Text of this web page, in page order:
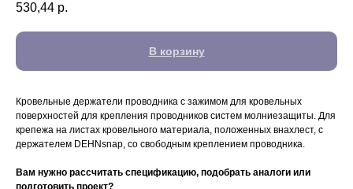
530,44 р.
В корзину
Кровельные держатели проводника с зажимом для кровельных
поверхностей для крепления проводников систем молниезащиты. Для
крепежа на листах кровельного материала, положенных внахлест, с
держателем DEHNsnap, со свободным креплением проводника.
Вам нужно рассчитать спецификацию, подобрать аналоги или